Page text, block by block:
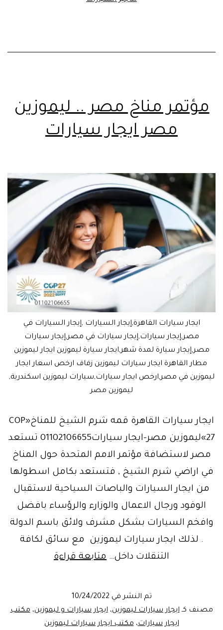
مؤتمر مناخ مصر .. ليموزين
مصر ايجار سيارات
ايجار سيارات القاهرة,إيجار السيارات ,إيجار السيارات في
مصر,إيجار سيارات,إيجار سيارات في مصر,إيجار سيارات
مصر,إيجار سيارة لمدة شهر,ايجار سيارة ليموزين ايجار ليموزين
مطار القاهرة ايجار سيارات ليموزين زفاف ارخص اسعار ايجار
ليموزين في مصر,ارخص ايجار سيارات,سيارات ليموزين اسكندرية,
ليموزين مصر
ايجار سيارات القاهرة قمه شرم الشيخ للمناخ«COP
27»ليموزين مصر-ايجار سيارات01102106655 تستعد
مصر لاستضافة مؤتمر الامم المتحدة حول المناخ
في اراضي شرم الشيخ , فتستعد بكامل اسطولها
من ايجار السيارات والباصات السياحية لاستقبال
الوفود ورجال الاعمال والوزارء والرؤساء بافضل
وافخم السيارات بشكل مشرف ولائق باسم الدولة
. لذلك ايجار سيارات ليموزين مع سائق لكافة
التنقلات داخل… متابعة قراءة
..
ليموزين
تم النشر في 10/24/2022
مصنف كـايجار سيارات ليموزين،ايجار سيارات و ليموزين،مكتب
ايجار سيارات،مكتب ايجار سيارات ليموزين